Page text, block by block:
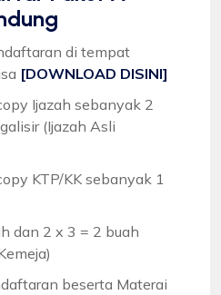
di tempat
[DOWNLOAD DISINI]
Ijazah sebanyak 2
(Ijazah Asli
KTP/KK sebanyak 1
dan 2 x 3 = 2 buah
beserta Materai